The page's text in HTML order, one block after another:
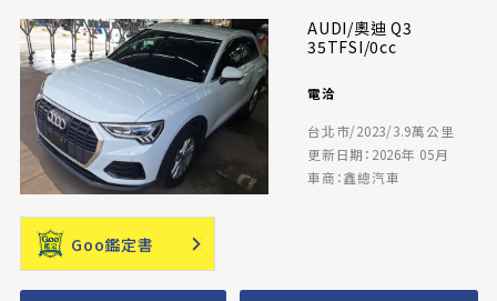
AUDI/奧迪 Q3
35TFSI/0cc
電洽
台北市/2023/3.9萬公里
更新日期：2026年 05月
車商：鑫總汽車
Goo鑑定書